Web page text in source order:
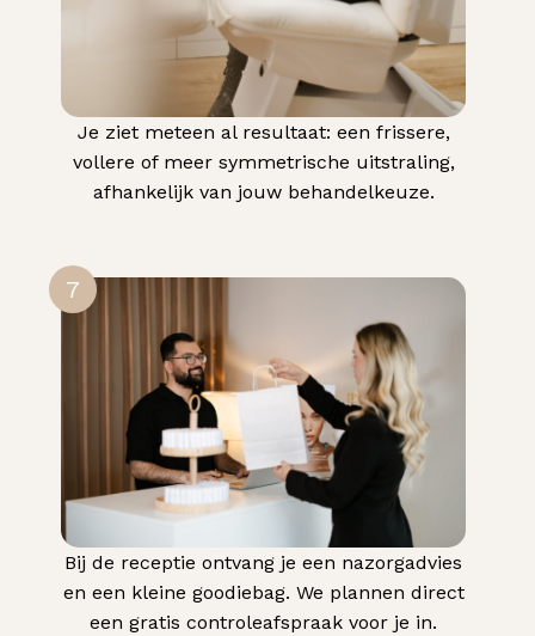
Je ziet meteen al resultaat: een frissere,
vollere of meer symmetrische uitstraling,
afhankelijk van jouw behandelkeuze.
7
Bij de receptie ontvang je een nazorgadvies
en een kleine goodiebag. We plannen direct
een gratis controleafspraak voor je in.